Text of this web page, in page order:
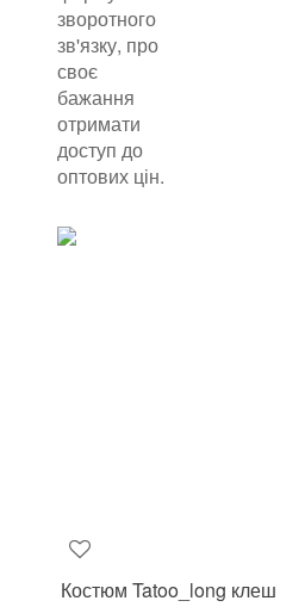
зворотного
зв'язку, про
своє
бажання
отримати
доступ до
оптових цін.
Костюм Tatoo_long клеш